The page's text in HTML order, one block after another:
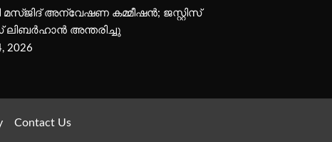
മസ്ജിദ് അന്വേഷണ കമ്മീഷന്‍; ജസ്റ്റിസ്
അന്തരിച്ചു
2026
Contact Us